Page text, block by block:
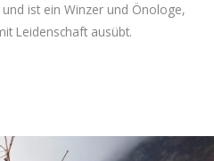
ist ein Winzer und Önologe,
Leidenschaft ausübt.